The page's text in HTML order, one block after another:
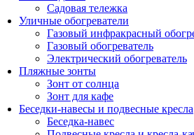
Садовая тележка
Уличные обогреватели
Газовый инфракрасный
Газовый обогреватель
Электрический обогреватель
Пляжные зонты
Зонт от солнца
Зонт для кафе
Беседки-навесы и подвесные кресла
Беседка-навес